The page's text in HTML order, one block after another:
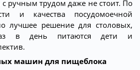
с ручным трудом даже не стоит. По
и качества посудомоечной
лучшее решение для столовых,
в день питаются дети и
машин для пищеблока